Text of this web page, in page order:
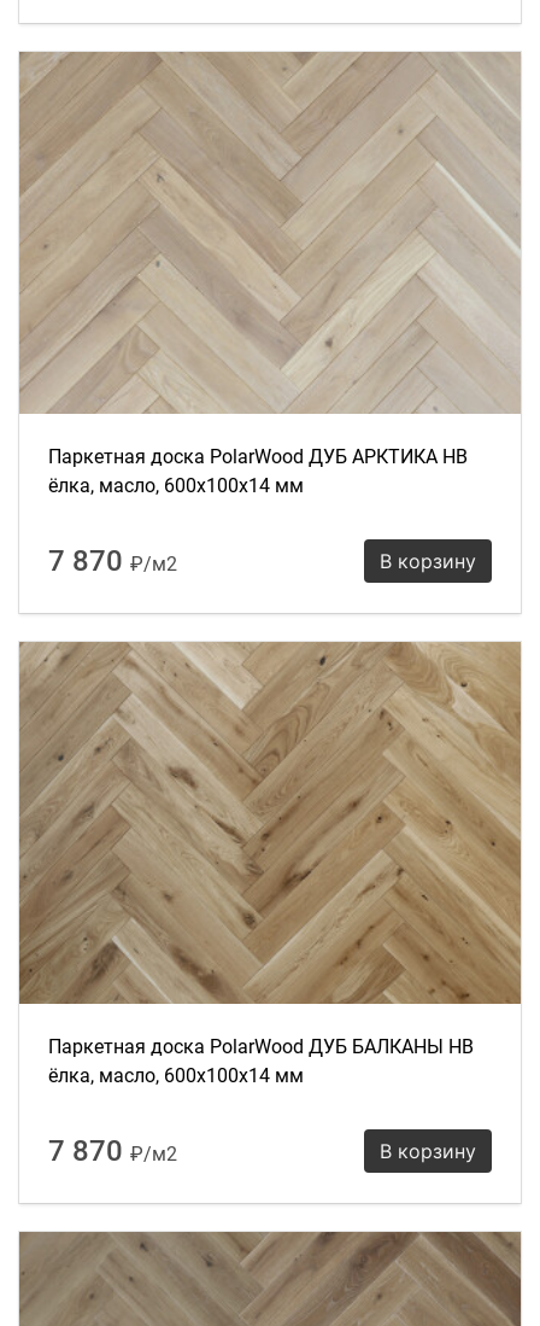
Паркетная доска PolarWood ДУБ АРКТИКА HB
ёлка, масло, 600х100х14 мм
7 870 ₽/м2 В корзину
Паркетная доска PolarWood ДУБ БАЛКАНЫ HB
ёлка, масло, 600х100х14 мм
7 870 ₽/м2 В корзину